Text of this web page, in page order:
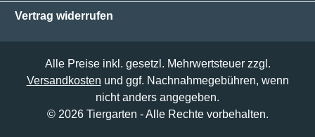
Vertrag widerrufen
Alle Preise inkl. gesetzl. Mehrwertsteuer zzgl.
Versandkosten und ggf. Nachnahmegebühren, wenn
nicht anders angegeben.
© 2026 Tiergarten - Alle Rechte vorbehalten.